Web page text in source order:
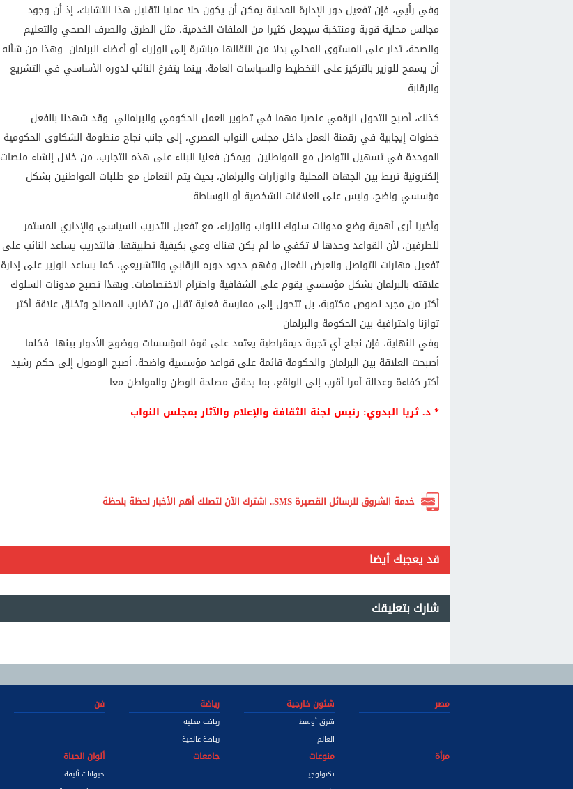
وفي رأيي، فإن تفعيل دور الإدارة المحلية يمكن أن يكون حلا عمليا لتقليل هذا التشابك، إذ أن وجود
مجالس محلية قوية ومنتخبة سيجعل كثيرا من الملفات الخدمية، مثل الطرق والصرف الصحي والتعليم
والصحة، تدار على المستوى المحلي بدلا من انتقالها مباشرة إلى الوزراء أو أعضاء البرلمان. وهذا من شأنه
أن يسمح للوزير بالتركيز على التخطيط والسياسات العامة، بينما يتفرغ النائب لدوره الأساسي في التشريع
والرقابة.
كذلك، أصبح التحول الرقمي عنصرا مهما في تطوير العمل الحكومي والبرلماني. وقد شهدنا بالفعل
خطوات إيجابية في رقمنة العمل داخل مجلس النواب المصري، إلى جانب نجاح منظومة الشكاوى الحكومية
الموحدة في تسهيل التواصل مع المواطنين. ويمكن فعليا البناء على هذه التجارب، من خلال إنشاء منصات
إلكترونية تربط بين الجهات المحلية والوزارات والبرلمان، بحيث يتم التعامل مع طلبات المواطنين بشكل
مؤسسي واضح، وليس على العلاقات الشخصية أو الوساطة.
وأخيرا أرى أهمية وضع مدونات سلوك للنواب والوزراء، مع تفعيل التدريب السياسي والإداري المستمر
للطرفين، لأن القواعد وحدها لا تكفي ما لم يكن هناك وعي بكيفية تطبيقها. فالتدريب يساعد النائب على
تفعيل مهارات التواصل والعرض الفعال وفهم حدود دوره الرقابي والتشريعي، كما يساعد الوزير على إدارة
علاقته بالبرلمان بشكل مؤسسي يقوم على الشفافية واحترام الاختصاصات. وبهذا تصبح مدونات السلوك
أكثر من مجرد نصوص مكتوبة، بل تتحول إلى ممارسة فعلية تقلل من تضارب المصالح وتخلق علاقة أكثر
توازنا واحترافية بين الحكومة والبرلمان
وفي النهاية، فإن نجاح أي تجربة ديمقراطية يعتمد على قوة المؤسسات ووضوح الأدوار بينها. فكلما
أصبحت العلاقة بين البرلمان والحكومة قائمة على قواعد مؤسسية واضحة، أصبح الوصول إلى حكم رشيد
أكثر كفاءة وعدالة أمرا أقرب إلى الواقع، بما يحقق مصلحة الوطن والمواطن معا.
* د. ثريا البدوي: رئيس لجنة الثقافة والإعلام والآثار بمجلس النواب
خدمة الشروق للرسائل القصيرة SMS.. اشترك الآن لتصلك أهم الأخبار لحظة بلحظة
قد يعجبك أيضا
شارك بتعليقك
مصر شئون خارجية
شرق أوسط
العالم
رياضة
رياضة محلية
رياضة عالمية
فن
مرأة
منوعات
تكنولوجيا
جامعات ألوان الحياة
حيوانات أليفة